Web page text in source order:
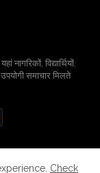
विद्यार्थियों,
समाचार मिलते
PolicyCheck